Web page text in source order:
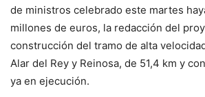
de ministros celebrado este martes
millones de euros, la redacción del
construcción del tramo de alta
Alar del Rey y Reinosa, de 51,4 km y
ya en ejecución.